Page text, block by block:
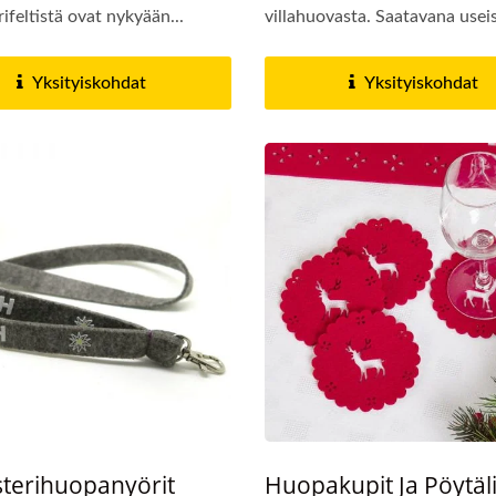
ovat nykyään...
Yksityiskohdat
villahuovasta. Saatavana
Yksityiskohdat
Huopakupit Ja
Vyönsoljet